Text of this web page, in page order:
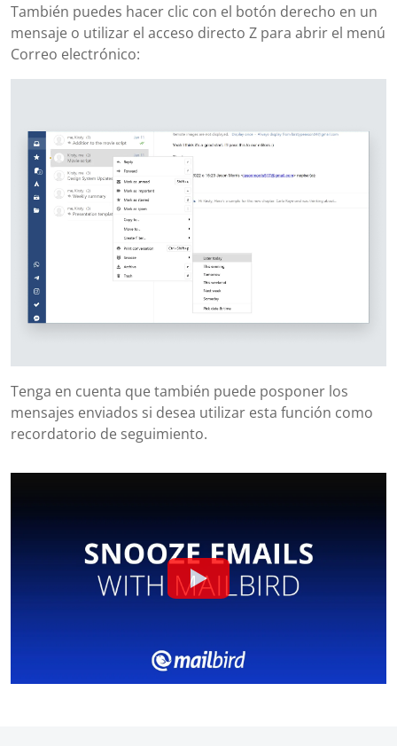
También puedes hacer clic con el botón derecho en un
mensaje o utilizar el acceso directo Z para abrir el menú
Correo electrónico:
Tenga en cuenta que también puede posponer los
mensajes enviados si desea utilizar esta función como
recordatorio de seguimiento.